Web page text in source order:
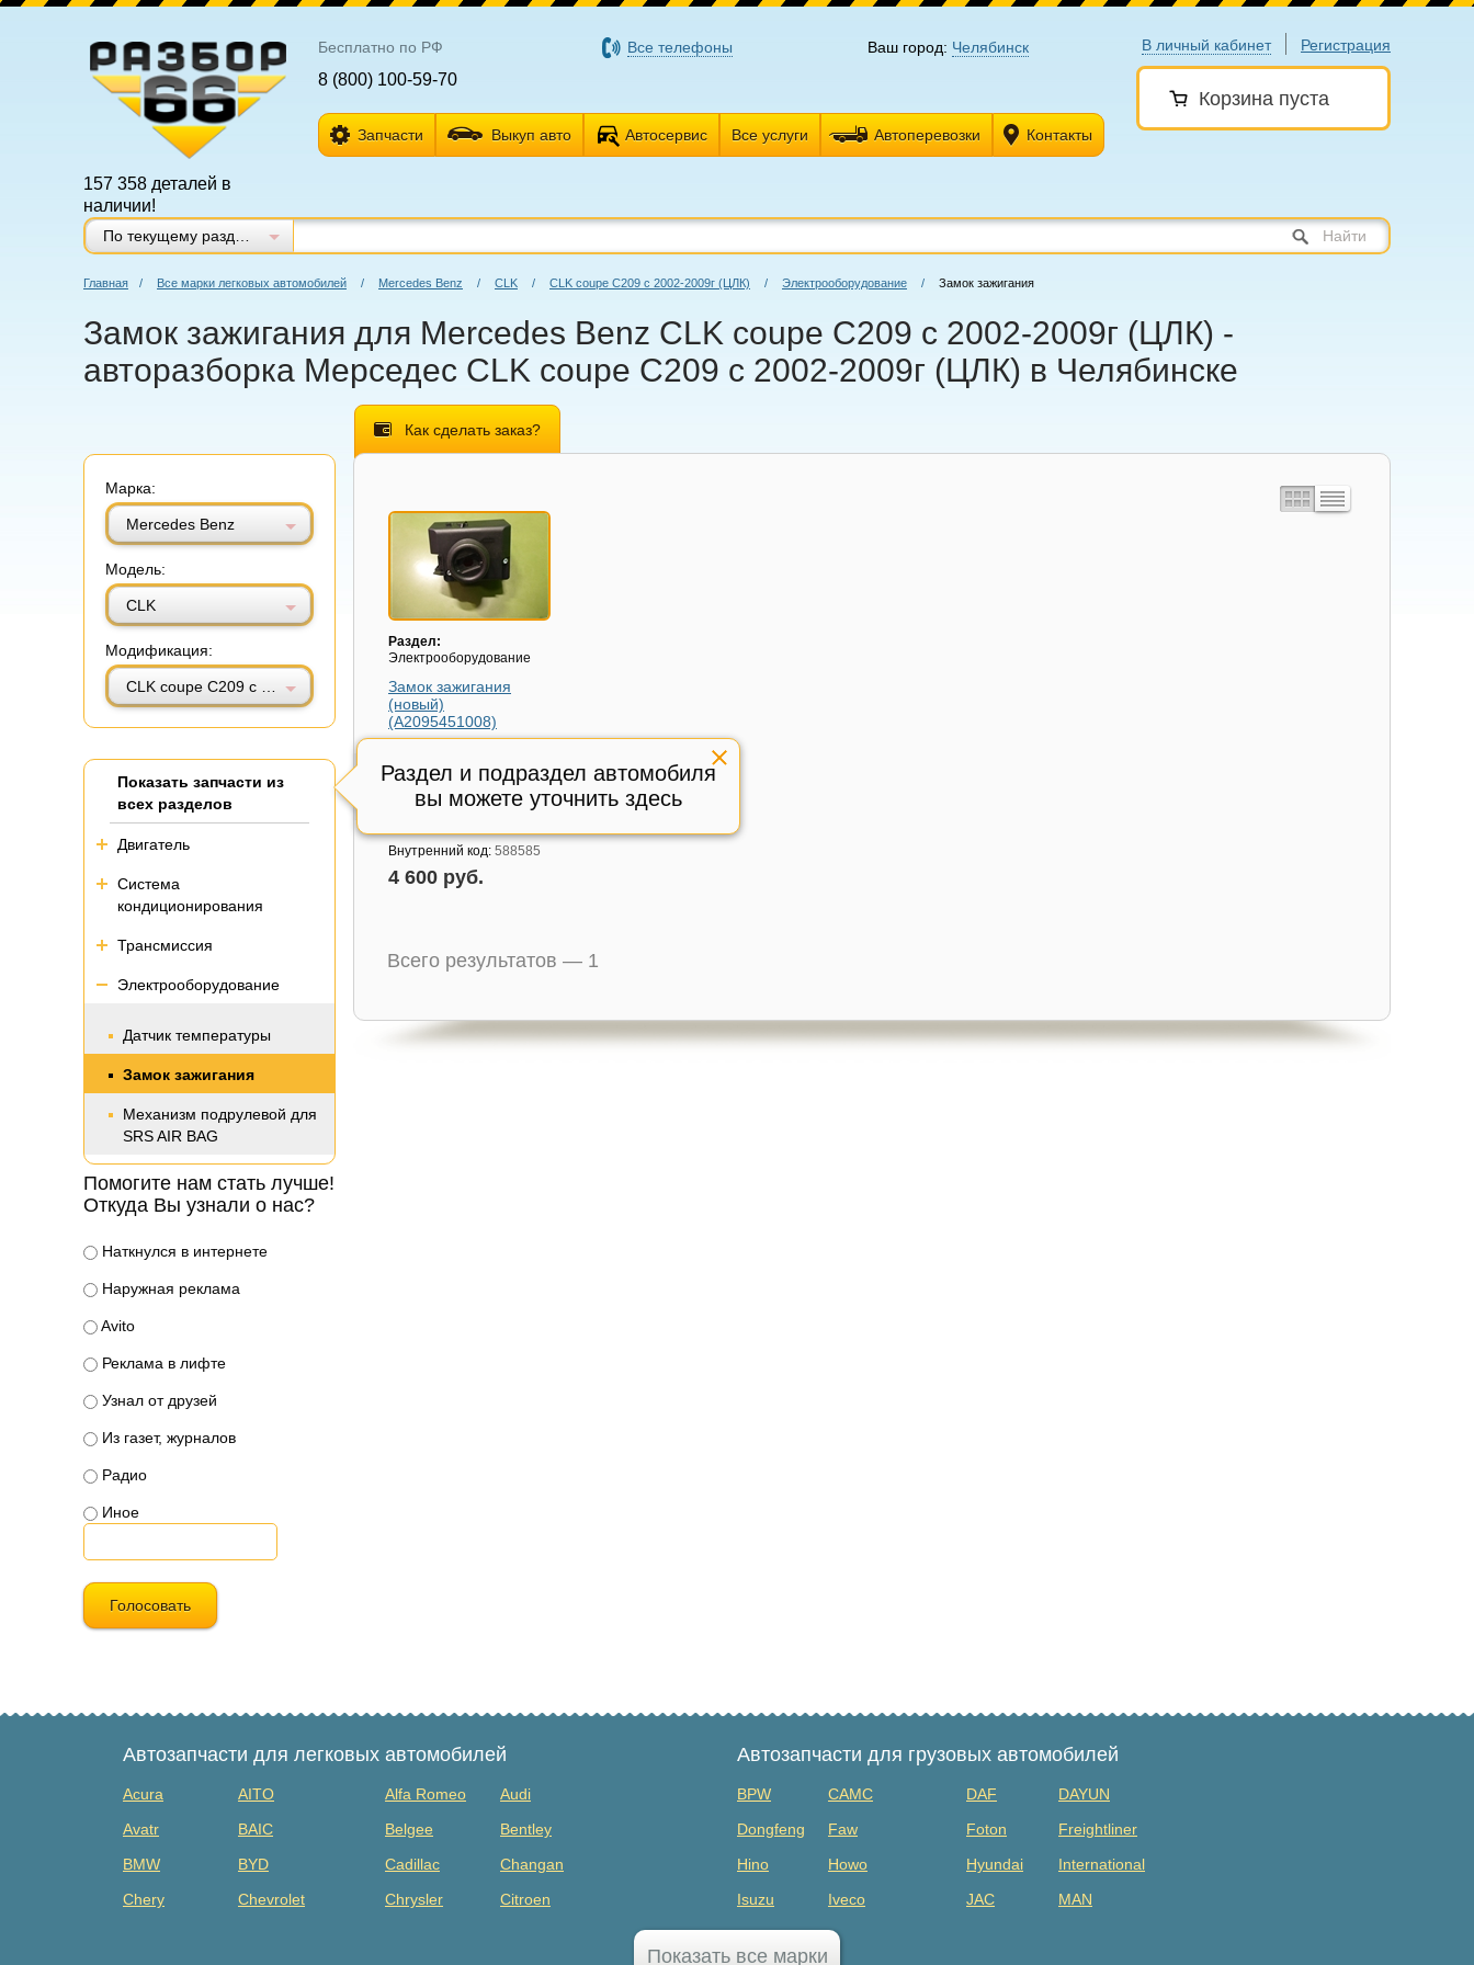
В личный кабинет Регистрация
Корзина пуста
157 358 деталей в
наличии!
Бесплатно по РФ
8 (800) 100-59-70
Все телефоны Ваш город: Челябинск
Запчасти Выкуп авто Автосервис Все услуги Автоперевозки Контакты
Найти
Главная / Все марки легковых автомобилей / Mercedes Benz / CLK / CLK coupe C209 с 2002-2009г (ЦЛК) / Электрооборудование / Замок зажигания
Замок зажигания для Mercedes Benz CLK coupe C209 с 2002-2009г (ЦЛК) -
авторазборка Мерседес CLK coupe C209 с 2002-2009г (ЦЛК) в Челябинске
Марка:
Mercedes Benz
Модель:
CLK
Модификация:
Раздел и подраздел автомобиля
вы можете уточнить здесь
Показать запчасти из
всех разделов
Двигатель
Система
кондиционирования
Трансмиссия
Электрооборудование
Датчик температуры
Замок зажигания
Механизм подрулевой для
SRS AIR BAG
Помогите нам стать лучше!
Откуда Вы узнали о нас?
Наткнулся в интернете
Наружная реклама
Avito
Реклама в лифте
Узнал от друзей
Из газет, журналов
Радио
Иное
Голосовать
Как сделать заказ?
Раздел:
Электрооборудование
Замок зажигания
(новый)
(A2095451008)
Benz CLK coupe C209 с
2002-2009г (ЦЛК)
Артикул: A2095451008
Внутренний код: 588585
4 600 руб.
Всего результатов — 1
Автозапчасти для легковых автомобилей
Acura AITO Alfa Romeo
Audi
Avatr
BAIC Belgee
Bentley
BMW
BYD Cadillac
Changan
Chery
Chevrolet Chrysler
Citroen
Автозапчасти для грузовых автомобилей
BPW CAMC DAF
DAYUN
Dongfeng
Faw Foton
Freightliner
Hino
Howo Hyundai
International
Isuzu
Iveco JAC
MAN
MAZ
Mercedes Benz
Показать все марки